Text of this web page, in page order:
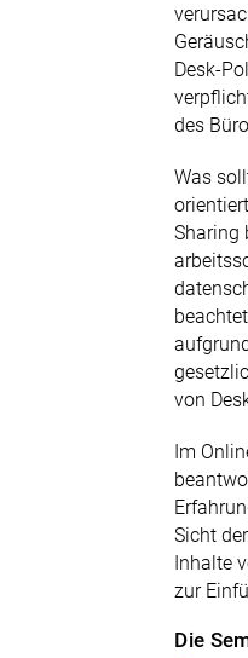
Desk-
des
Was
Sharing
von
Im
Sicht
Inhalte
zur
Die